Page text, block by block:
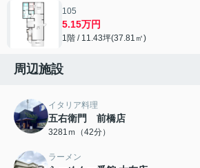
105
5.15万円
1階 / 11.43坪(37.81㎡)
周辺施設
イタリア料理
五右衛門 前橋店
3281ｍ（42分）
ラーメン